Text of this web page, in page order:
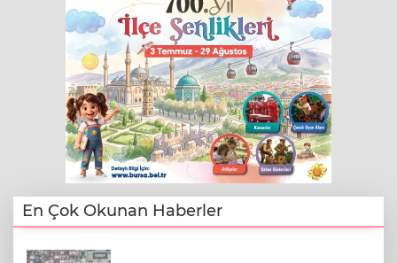
En Çok Okunan Haberler